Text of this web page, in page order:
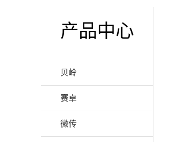
产品中心
贝岭
赛卓
微传